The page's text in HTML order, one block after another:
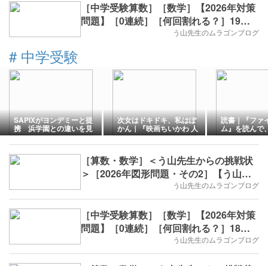
［中学受験算数］［数学］【2026年対策
問題】［0連続］［何回割れる？］19回
う山先生のムラゴンブログ
# 中学受験
SAPIXがヨンデミーと提
携 浜学園との違いを見
て思ったこと
次女はドキドキ、私はぽ
かん｜『映画ちいかわ 人
魚の島のひみつ』
読書｜『ファ
ム』を読んで
う仕事のすご
［算数・数学］＜う山先生からの挑戦状
＞［2026年図形問題・その2］【う山先
う山先生のムラゴンブログ
［中学受験算数］［数学］【2026年対策
問題】［0連続］［何回割れる？］18回
う山先生のムラゴンブログ